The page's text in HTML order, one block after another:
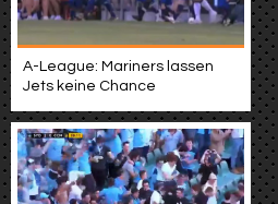
A-League: Mariners lassen
Jets keine Chance